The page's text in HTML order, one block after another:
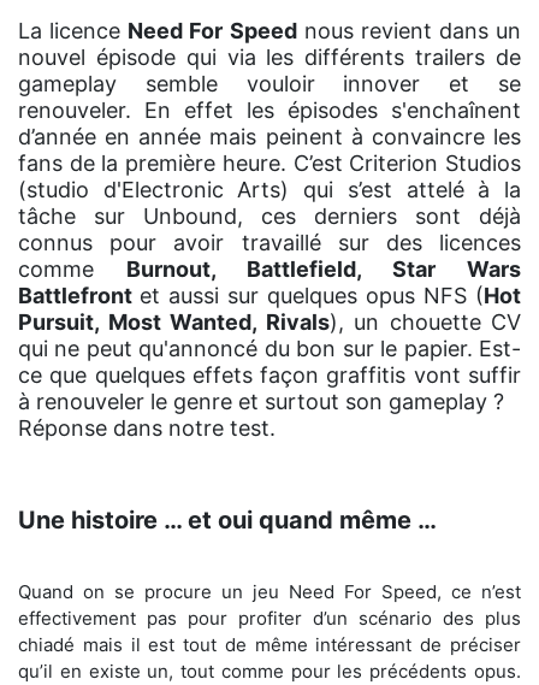
La licence Need For Speednous revient dans un
nouvel épisode qui via les différents trailers de
gameplay semble vouloir innover et se
renouveler. En effet les épisodes s'enchaînent
d’année en année mais peinent à convaincre les
fans de la première heure. C’est Criterion Studios
(studio d'Electronic Arts) qui s’est attelé à la
tâche sur Unbound, ces derniers sont déjà
connus pour avoir travaillé sur des licences
comme Burnout, Battlefield, Star Wars
Battlefront et aussi sur quelques opus NFS (Hot
Pursuit, Most Wanted, Rivals), un chouette CV
qui ne peut qu'annoncé du bon sur le papier. Est-
ce que quelques effets façon graffitis vont suffir
à renouveler le genre et surtout son gameplay ?
Réponse dans notre test.
Une histoire … et oui quand même …
Quand on se procure un jeu Need For Speed, ce n’est
effectivement pas pour profiter d’un scénario des plus
chiadé mais il est tout de même intéressant de préciser
qu’il en existe un, tout comme pour les précédents opus.